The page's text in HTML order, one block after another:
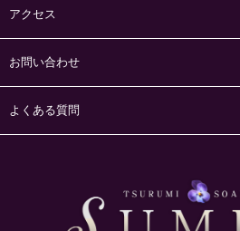
アクセス
お問い合わせ
よくある質問